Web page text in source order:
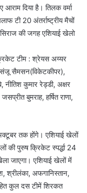
दिया है। तिलक वर्मा
टी 20 अंतर्राष्ट्रीय मैचों
की जगह एशियाई खेलो
टीम : श्रेयस अय्यर
संजू सैमसन(विकेटकीपर),
नीतिश कुमार रेड्डी, अक्षर
बुमराह, हर्षित राणा,
तक होंगे। एशियाई खेलों
की पुरुष क्रिकेट स्पर्द्धा 24
जाएगा। एशियाई खेलों में
श्रीलंका, अफगानिस्तान,
कुल दस टीमें शिरकत